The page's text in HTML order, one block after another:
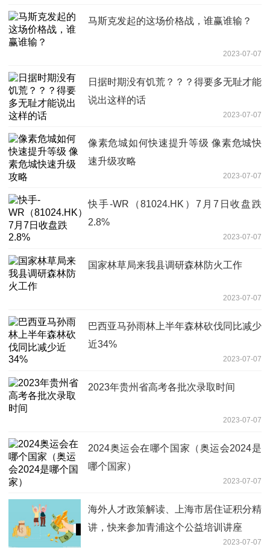
马斯克发起的这场价格战，谁赢谁输？
2023-07-07
日据时期没有饥荒？？？得要多无耻才能
说出这样的话
2023-07-07
像素危城如何快速提升等级 像素危城快
速升级攻略
2023-07-07
快手-WR（81024.HK）7月7日收盘跌
2.8%
2023-07-07
国家林草局来我县调研森林防火工作
2023-07-07
巴西亚马孙雨林上半年森林砍伐同比减少
近34%
2023-07-07
2023年贵州省高考各批次录取时间
2023-07-07
2024奥运会在哪个国家（奥运会2024是
哪个国家）
2023-07-07
海外人才政策解读、上海市居住证积分精
讲，快来参加青浦这个公益培训讲座
2023-07-07